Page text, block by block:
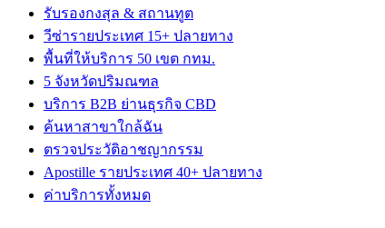
รับรองกงสุล & สถานทูต
วีซ่ารายประเทศ 15+ ปลายทาง
พื้นที่ให้บริการ 50 เขต กทม.
5 จังหวัดปริมณฑล
บริการ B2B ย่านธุรกิจ CBD
ค้นหาสาขาใกล้ฉัน
ตรวจประวัติอาชญากรรม
Apostille รายประเทศ 40+ ปลายทาง
ค่าบริการทั้งหมด